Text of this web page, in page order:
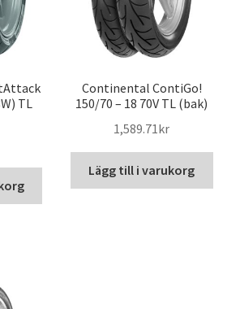
TL
Continental ContiGo!
150/70 – 18 70V TL (bak)
1,589.71kr
Lägg till i varukorg